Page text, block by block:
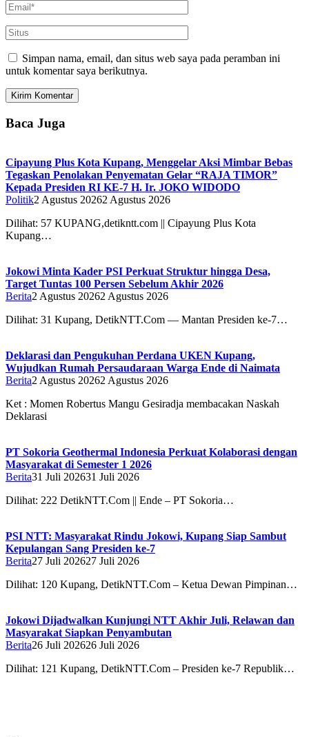
Simpan nama, email, dan situs web saya pada peramban ini
untuk komentar saya berikutnya.
Baca Juga
Cipayung Plus Kota Kupang, Menggelar Aksi Mimbar Bebas
Tegaskan Penolakan Penyematan Gelar “RAJA TIMOR”
Kepada Presiden RI KE-7 H. Ir. JOKO WIDODO
Politik2 Agustus 20262 Agustus 2026
Dilihat: 57 KUPANG,detikntt.com || Cipayung Plus Kota
Kupang…
Jokowi Minta Kader PSI Perkuat Struktur hingga Desa,
Target Tuntas 100 Persen Sebelum Akhir 2026
Berita2 Agustus 20262 Agustus 2026
Dilihat: 31 Kupang, DetikNTT.Com — Mantan Presiden ke-7…
Deklarasi dan Pengukuhan Perdana UKEN Kupang,
Wujudkan Rumah Persaudaraan Warga Ende di Naimata
Berita2 Agustus 20262 Agustus 2026
Ket : Momen Robertus Mangu Gesiradja membacakan Naskah
Deklarasi
PT Sokoria Geothermal Indonesia Perkuat Kolaborasi dengan
Masyarakat di Semester 1 2026
Berita31 Juli 202631 Juli 2026
Dilihat: 222 DetikNTT.Com || Ende – PT Sokoria…
PSI NTT: Masyarakat Rindu Jokowi, Kupang Siap Sambut
Kepulangan Sang Presiden ke-7
Berita27 Juli 202627 Juli 2026
Dilihat: 120 Kupang, DetikNTT.Com – Ketua Dewan Pimpinan…
Jokowi Dijadwalkan Kunjungi NTT Akhir Juli, Relawan dan
Masyarakat Siapkan Penyambutan
Berita26 Juli 202626 Juli 2026
Dilihat: 121 Kupang, DetikNTT.Com – Presiden ke-7 Republik…